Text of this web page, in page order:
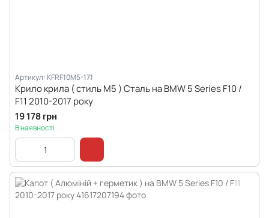
Артикул: KFRF10M5-171
Крило крила ( стиль М5 ) Сталь на BMW 5 Series F10 /
F11 2010-2017 року
19 178 грн
В наявності